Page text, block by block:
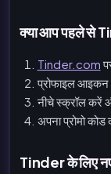
क्या आप पहले से
Tinder.com
प्रोफाइल आइकन
नीचे स्क्रॉल
अपना प्रोमो
Tinder के लिए